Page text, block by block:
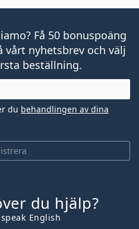
Få 50 bonuspoäng
vårt nyhetsbrev och välj
beställning.
du behandlingen av dina
du hjälp?
English